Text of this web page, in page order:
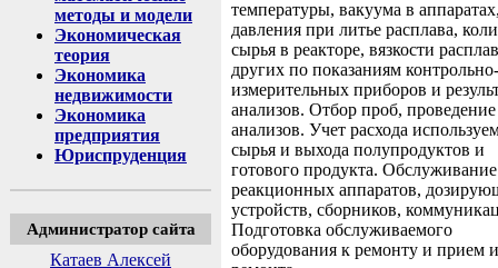
методы и модели
Экономическая
теория
Экономика
недвижимости
Экономика
предприятия
Юриспруденция
Администратор сайта
Катаев Алексей
температуры, вакуума в
давления при литье расплава,
сырья в реакторе, вязкости
других по показаниям контрольно-
измерительных приборов и
анализов. Отбор проб, проведение
анализов. Учет расхода
сырья и выхода полупродуктов и
готового продукта. Обслуживание
реакционных аппаратов,
устройств, сборников,
Подготовка обслуживаемого
оборудования к ремонту и прием